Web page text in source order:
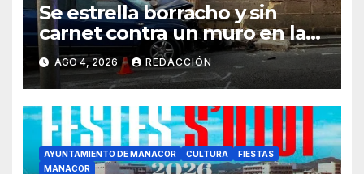
Se estrella borracho y sin
carnet contra un muro en la
ronda del Port de Manacor y
lo destroza
AGO 4, 2026 REDACCIÓN
AYUNTAMIENTO DE MANACOR CULTURA
FIESTAS
MANACOR